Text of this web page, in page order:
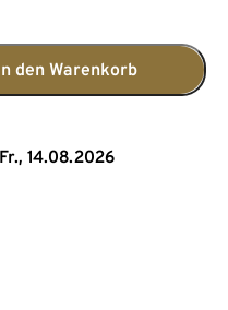
den Warenkorb
14.08.2026